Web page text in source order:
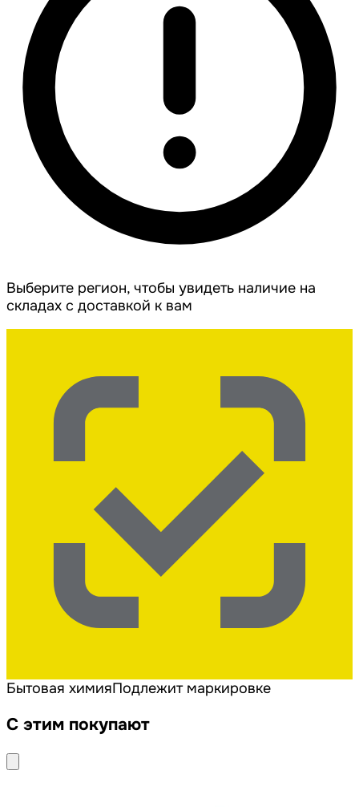
Выберите регион, чтобы увидеть наличие на
складах с доставкой к вам
Бытовая химияПодлежит маркировке
С этим покупают